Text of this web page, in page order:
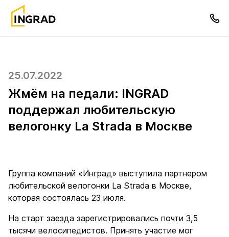
25.07.2022
Жмём на педали: INGRAD
поддержал любительскую
велогонку La Strada в Москве
Группа компаний «Инград» выступила партнером
любительской велогонки La Strada в Москве,
которая состоялась 23 июля.
На старт заезда зарегистрировались почти 3,5
тысячи велосипедистов. Принять участие мог